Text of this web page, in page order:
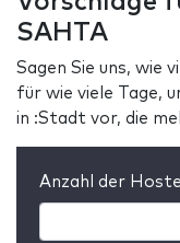
SAHTA
Sagen Sie uns, wie
für wie viele Tage,
in :Stadt vor, die
Anzahl der